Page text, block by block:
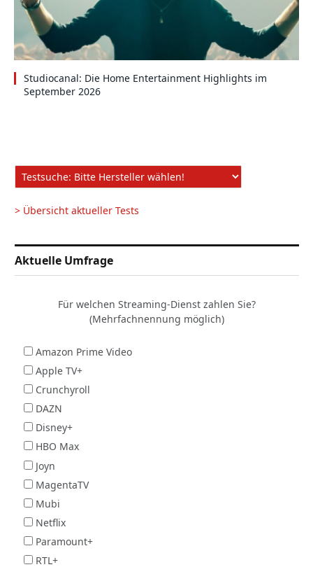
Studiocanal: Die Home Entertainment Highlights im
September 2026
> Übersicht aktueller Tests
Aktuelle Umfrage
Für welchen Streaming-Dienst zahlen Sie?
(Mehrfachnennung möglich)
Amazon Prime Video
Apple TV+
Crunchyroll
DAZN
Disney+
HBO Max
Joyn
MagentaTV
Mubi
Netflix
Paramount+
RTL+